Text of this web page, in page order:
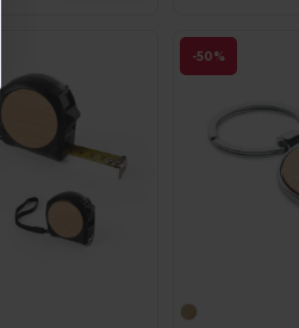
-50%